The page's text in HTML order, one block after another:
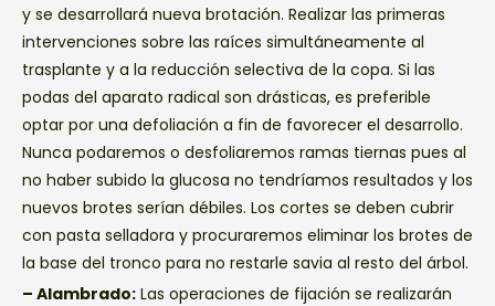
y se desarrollará nueva brotación. Realizar las primeras
intervenciones sobre las raíces simultáneamente al
trasplante y a la reducción selectiva de la copa. Si las
podas del aparato radical son drásticas, es preferible
optar por una defoliación a fin de favorecer el desarrollo.
Nunca podaremos o desfoliaremos ramas tiernas pues al
no haber subido la glucosa no tendríamos resultados y los
nuevos brotes serían débiles. Los cortes se deben cubrir
con pasta selladora y procuraremos eliminar los brotes de
la base del tronco para no restarle savia al resto del árbol.
– Alambrado: Las operaciones de fijación se realizarán